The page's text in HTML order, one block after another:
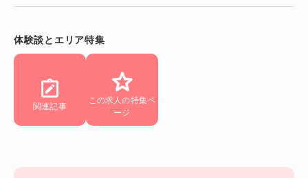
体験談とエリア特集
関連記事
この求人の特集ペ
ージ